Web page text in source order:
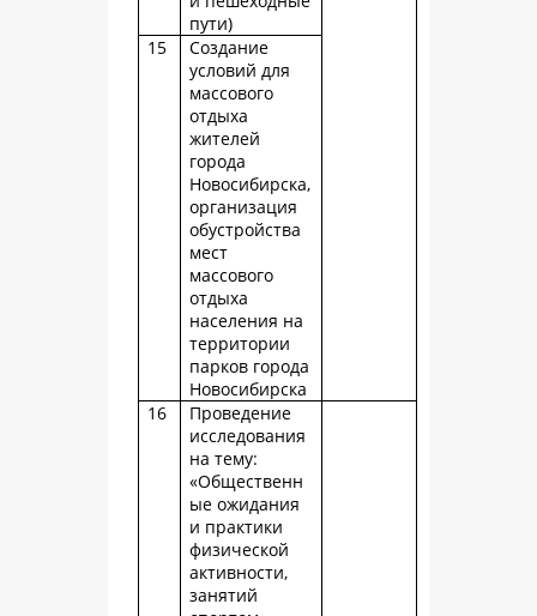
пути)
15
Создание
условий для
массового
отдыха
жителей
города
Новосибирска,
организация
обустройства
мест
массового
отдыха
населения на
территории
парков города
Новосибирска
16
Проведение
исследования
на тему:
«Общественн
ые ожидания
и практики
физической
активности,
занятий